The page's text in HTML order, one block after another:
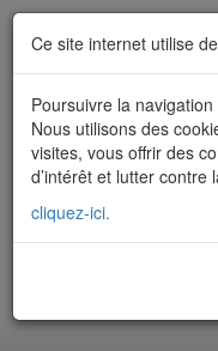
Ce site internet utilise
Poursuivre la navigation
Nous utilisons des
visites, vous offrir des
d’intérêt et lutter contre
cliquez-ici.